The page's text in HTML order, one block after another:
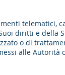
diritti e
o di
alle